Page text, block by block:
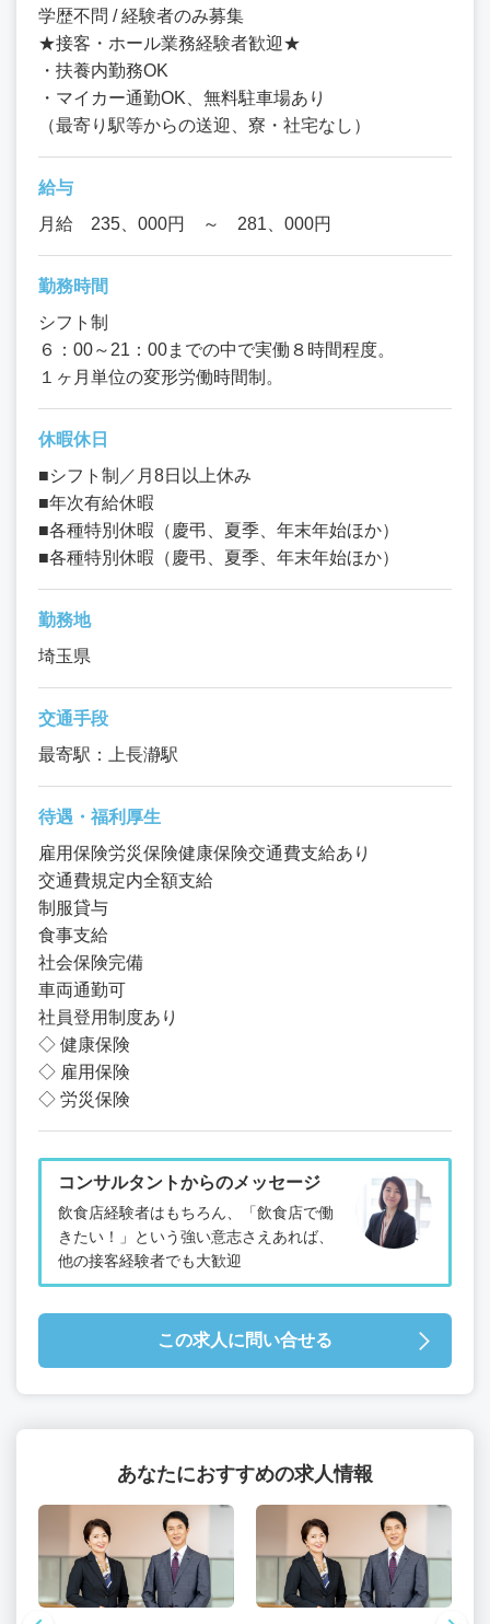
学歴不問 / 経験者のみ募集
★接客・ホール業務経験者歓迎★
・扶養内勤務OK
・マイカー通勤OK、無料駐車場あり
（最寄り駅等からの送迎、寮・社宅なし）
給与
月給 235、000円 ～ 281、000円
勤務時間
シフト制
６：00～21：00までの中で実働８時間程度。
１ヶ月単位の変形労働時間制。
休暇休日
■シフト制／月8日以上休み
■年次有給休暇
■各種特別休暇（慶弔、夏季、年末年始ほか）
■各種特別休暇（慶弔、夏季、年末年始ほか）
勤務地
埼玉県
交通手段
最寄駅：上長瀞駅
待遇・福利厚生
雇用保険労災保険健康保険交通費支給あり
交通費規定内全額支給
制服貸与
食事支給
社会保険完備
車両通勤可
社員登用制度あり
◇ 健康保険
◇ 雇用保険
◇ 労災保険
コンサルタントからのメッセージ
飲食店経験者はもちろん、「飲食店で働
きたい！」という強い意志さえあれば、
他の接客経験者でも大歓迎
この求人に問い合せる
あなたにおすすめの求人情報